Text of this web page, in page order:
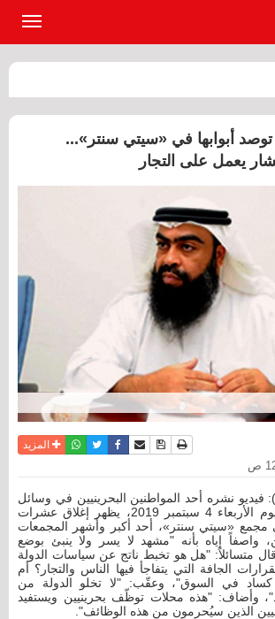
أبوابها في «سيتي سنتر»...
يعمل على التجار
نسخة للطباعة
حفظ الموضوع
أرسل الى صديق
فيسبوكتويترواتسابالمزيد
نشره أحد المواطنين البحرينيين في وسائل
التواصل المجتمعي يوم الأربعاء 4 سبتمبر 2019، يظهر إغلاق عشرات
مجمع «سيتي سنتر»، أحد أكبر وأشهر المجمعات
واصفاً إياه بأنه "مشهد لا يسر ولا ينبئ بوضع
متسائلاً: "هل هو تخبط ناتج عن سياسات الدولة
الجافة التي يتفاجأ فيها الناس والتجار؟ أم
في السوق"، وعقّب: "لا تخلو الدولة من
وأضاف: "هذه محلات توظّف بحرينيين ويستفيد
الذين سيُحرمون من هذه الوظائف".